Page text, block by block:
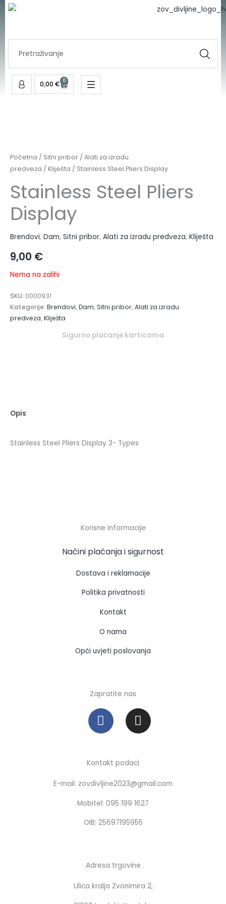
Skip
0,00 € 0
Cart
Početna / Sitni pribor / Alati za izradu
predveza / Kliješta / Stainless Steel Pliers Display
Stainless Steel Pliers
Display
Brendovi, Dam, Sitni pribor, Alati za izradu predveza, Kliješta
9,00 €
Nema na zalihi
SKU: 0000931
Kategorije: Brendovi,Dam,Sitni pribor,Alati za izradu
predveza,Kliješta
Sigurno plaćanje karticama
Opis
Stainless Steel Pliers Display 3- Types
Korisne informacije
Načini plaćanja i sigurnost
Dostava i reklamacije
Politika privatnosti
Kontakt
O nama
Opći uvjeti poslovanja
Zapratite nas
F
a
c
b
o
o
k
I
n
s
a
r
a
m
Kontakt podaci
E-mail: zovdivljine2023@gmail.com
Mobitel: 095 199 1627
OIB: 25697195955
Adresa trgovine
Ulica kralja Zvonimira 2,